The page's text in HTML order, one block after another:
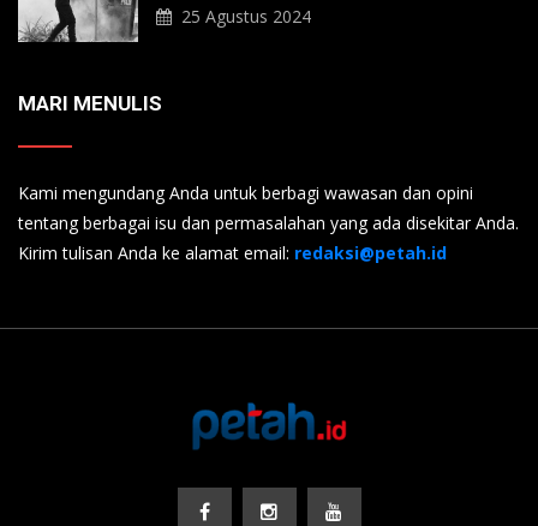
25 Agustus 2024
MARI MENULIS
Kami mengundang Anda untuk berbagi wawasan dan opini
tentang berbagai isu dan permasalahan yang ada disekitar Anda.
Kirim tulisan Anda ke alamat email: redaksi@petah.id